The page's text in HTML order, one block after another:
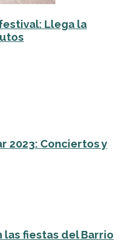
Llega la
2023: Conciertos y
las fiestas del Barrio